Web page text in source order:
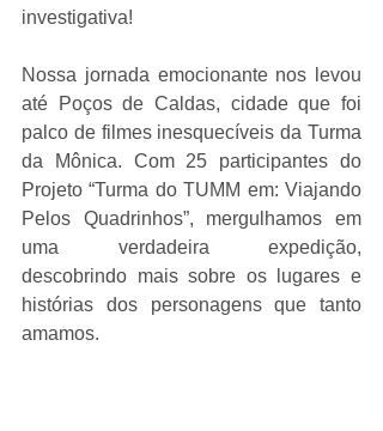
investigativa!
Nossa jornada emocionante nos levou
até Poços de Caldas, cidade que foi
palco de filmes inesquecíveis da Turma
da Mônica. Com 25 participantes do
Projeto “Turma do TUMM em: Viajando
Pelos Quadrinhos”, mergulhamos em
uma verdadeira expedição,
descobrindo mais sobre os lugares e
histórias dos personagens que tanto
amamos.